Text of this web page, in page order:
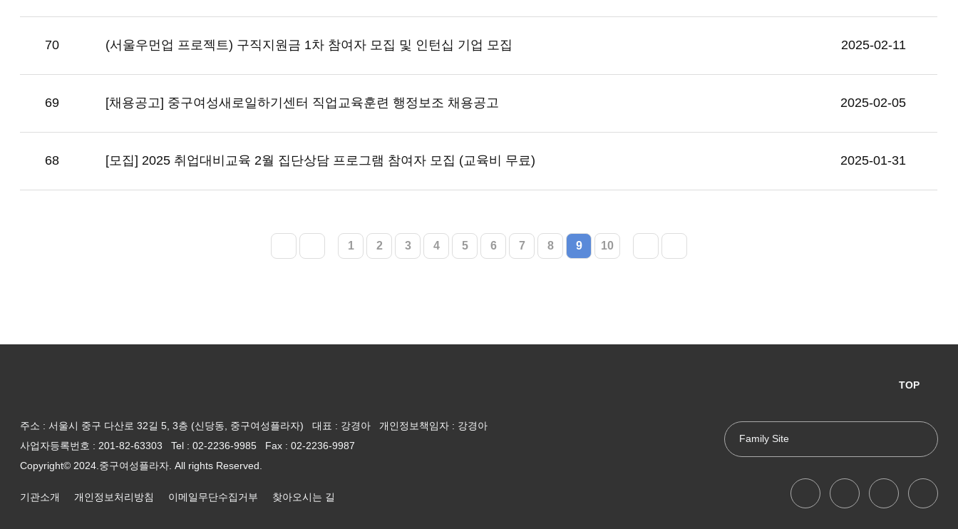
70 (서울우먼업 프로젝트) 구직지원금 1차 참여자 모집 및 인턴십 기업 모집 2025-02-11
69 [채용공고] 중구여성새로일하기센터 직업교육훈련 행정보조 채용공고 2025-02-05
68 [모집] 2025 취업대비교육 2월 집단상담 프로그램 참여자 모집 (교육비 무료) 2025-01-31
1 2 3 4 5 6 7 8 9 10
주소 : 서울시 중구 다산로 32길 5, 3층 (신당동, 중구여성플라자)대표 : 강경아 개인정보책임자 : 강경아
사업자등록번호 : 201-82-63303Tel : 02-2236-9985 Fax : 02-2236-9987
Copyright© 2024.중구여성플라자. All rights Reserved.
기관소개 개인정보처리방침 이메일무단수집거부 찾아오시는 길
TOP
Family Site
대한어머니회